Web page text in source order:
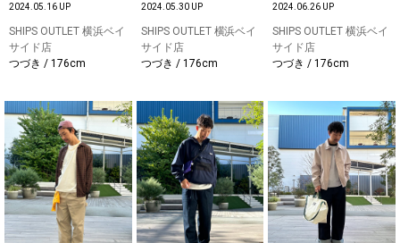
2024.05.16 UP
SHIPS OUTLET 横浜ベイ
サイド店
つづき / 176cm
2024.05.30 UP
SHIPS OUTLET 横浜ベイ
サイド店
つづき / 176cm
2024.06.26 UP
SHIPS OUTLET 横浜ベイ
サイド店
つづき / 176cm